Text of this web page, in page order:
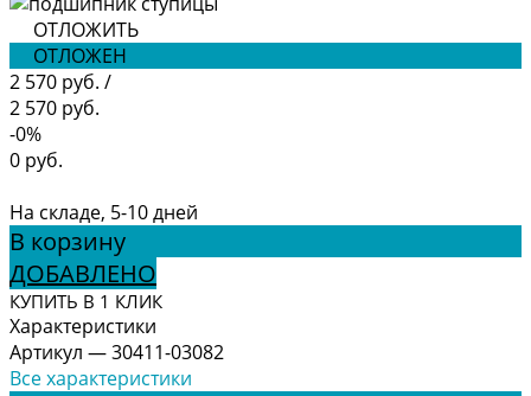
ОТЛОЖИТЬ
ОТЛОЖЕН
2 570 руб. /
2 570 руб.
-0%
0 руб.
На складе, 5-10 дней
В корзину
ДОБАВЛЕНО
КУПИТЬ В 1 КЛИК
Характеристики
Артикул —30411-03082
Все характеристики